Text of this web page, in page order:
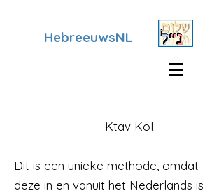
HebreeuwsNL
Ktav Kol
Dit is een unieke methode, omdat
deze in en vanuit het Nederlands is